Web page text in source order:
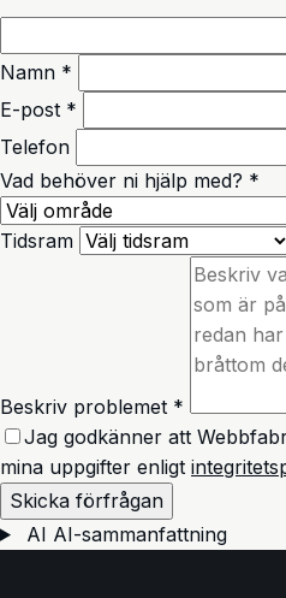
Namn *
E-post *
Telefon
Vad behöver ni hjälp med? *
Tidsram
Beskriv problemet *
Jag godkänner att
mina uppgifter enligt
Skicka förfrågan
AI AI-sammanfattning